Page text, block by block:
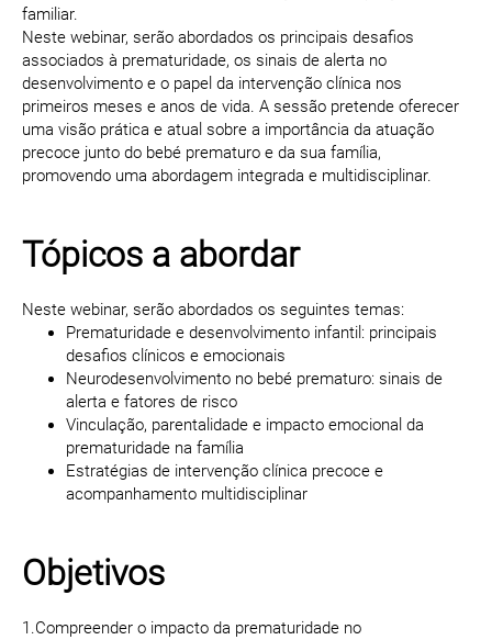
familiar.
Neste webinar, serão abordados os principais desafios
associados à prematuridade, os sinais de alerta no
desenvolvimento e o papel da intervenção clínica nos
primeiros meses e anos de vida. A sessão pretende oferecer
uma visão prática e atual sobre a importância da atuação
precoce junto do bebé prematuro e da sua família,
promovendo uma abordagem integrada e multidisciplinar.
Tópicos a abordar
Neste webinar, serão abordados os seguintes temas:
Prematuridade e desenvolvimento infantil: principais
desafios clínicos e emocionais
Neurodesenvolvimento no bebé prematuro: sinais de
alerta e fatores de risco
Vinculação, parentalidade e impacto emocional da
prematuridade na família
Estratégias de intervenção clínica precoce e
acompanhamento multidisciplinar
Objetivos
1.Compreender o impacto da prematuridade no